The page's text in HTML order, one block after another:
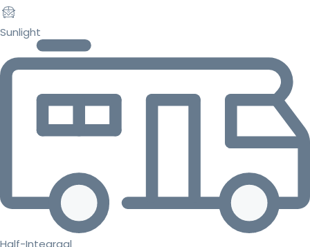
Sunlight
Half-Integraal